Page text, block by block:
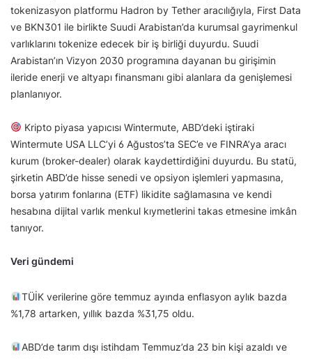
tokenizasyon platformu Hadron by Tether aracılığıyla, First Data
ve BKN301 ile birlikte Suudi Arabistan’da kurumsal gayrimenkul
varlıklarını tokenize edecek bir iş birliği duyurdu. Suudi
Arabistan’ın Vizyon 2030 programına dayanan bu girişimin
ileride enerji ve altyapı finansmanı gibi alanlara da genişlemesi
planlanıyor.
Kripto piyasa yapıcısı Wintermute, ABD’deki iştiraki
Wintermute USA LLC’yi 6 Ağustos’ta SEC’e ve FINRA’ya aracı
kurum (broker-dealer) olarak kaydettirdiğini duyurdu. Bu statü,
şirketin ABD’de hisse senedi ve opsiyon işlemleri yapmasına,
borsa yatırım fonlarına (ETF) likidite sağlamasına ve kendi
hesabına dijital varlık menkul kıymetlerini takas etmesine imkân
tanıyor.
Veri gündemi
TÜİK verilerine göre temmuz ayında enflasyon aylık bazda
%1,78 artarken, yıllık bazda %31,75 oldu.
ABD’de tarım dışı istihdam Temmuz’da 23 bin kişi azaldı ve